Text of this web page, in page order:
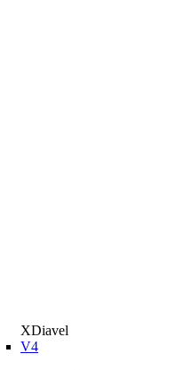
XDiavel
V4